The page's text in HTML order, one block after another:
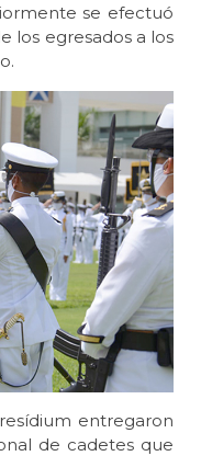
se efectuó
los egresados a los
entregaron
de cadetes que